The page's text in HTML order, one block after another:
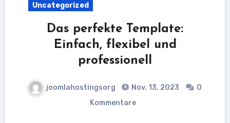
Uncategorized
Das perfekte Template:
Einfach, flexibel und
professionell
joomlahostingsorg Nov. 13, 2023
0
Kommentare